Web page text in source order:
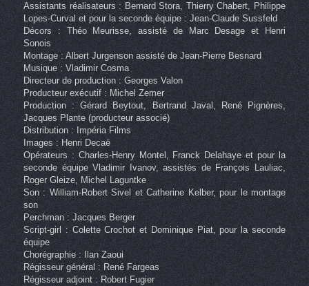
Assistants réalisateurs : Bernard Stora, Thierry Chabert, Philippe
Lopes-Curval et pour la seconde équipe : Jean-Claude Sussfeld
Décors : Théo Meurisse, assisté de Marc Desage et Henri
Sonois
Montage : Albert Jurgenson assisté de Jean-Pierre Besnard
Musique : Vladimir Cosma
Directeur de production : Georges Valon
Producteur exécutif : Michel Zemer
Production : Gérard Beytout, Bertrand Javal, René Pignères,
Jacques Plante (producteur associé)
Distribution : Impéria Films
Images : Henri Decaë
Opérateurs : Charles-Henry Montel, Franck Delahaye et pour la
seconde équipe Vladimir Ivanov, assistés de François Lauliac,
Roger Gleize, Michel Laguntke
Son : William-Robert Sivel et Catherine Kelber, pour le montage
son
Perchman : Jacques Berger
Script-girl : Colette Crochot et Dominique Piat, pour la seconde
équipe
Chorégraphie : Ilan Zaoui
Régisseur général : René Fargeas
Régisseur adjoint : Robert Fugier